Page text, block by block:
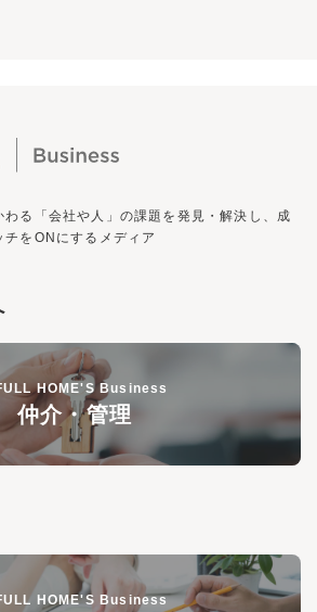
る「会社や人」の課題を発見・解決し、 成
チを ON にするメディア
HOME'S Business
仲介・管理
HOME'S Business